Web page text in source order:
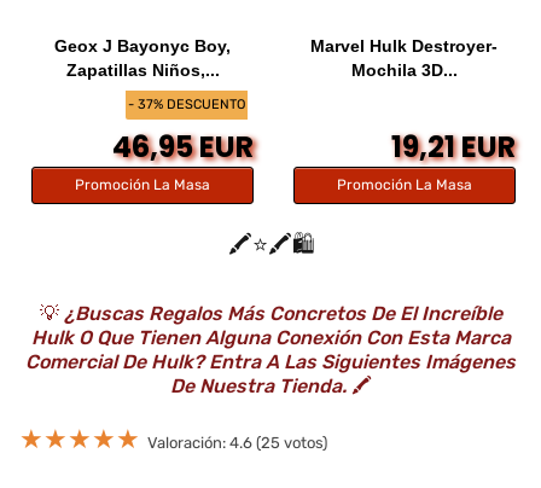
- 37% DESCUENTO
Geox J Bayonyc Boy,
Zapatillas Niños,...
46,95 EUR
Promoción La Masa
Marvel Hulk Destroyer-
Mochila 3D...
19,21 EUR
Promoción La Masa
🖍️⭐️🖍️🛍️
💡 ¿Buscas Regalos Más Concretos De El Increíble
Hulk O Que Tienen Alguna Conexión Con Esta Marca
Comercial De Hulk? Entra A Las Siguientes Imágenes
De Nuestra Tienda.🖍️
★★★★★ Valoración: 4.6 (25 votos)